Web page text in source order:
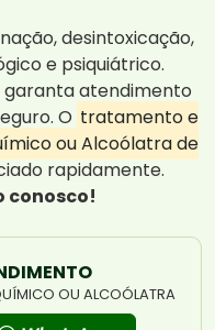
desintoxicação,
e psiquiátrico.
garanta atendimento
O tratamento e
ou Alcoólatra de
rapidamente.
conosco!
OU ALCOÓLATRA